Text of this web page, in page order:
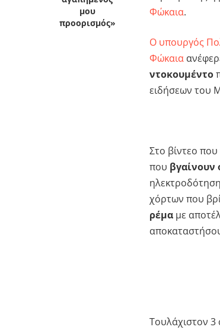
μου
προορισμός»
Φώκαια.
Ο υπουργός
Φώκαια
ντοκουμέντο
ειδήσεων του
Στο βίντεο
που βγαίνουν
χόρτων που
ρέμα με
Τουλάχιστον